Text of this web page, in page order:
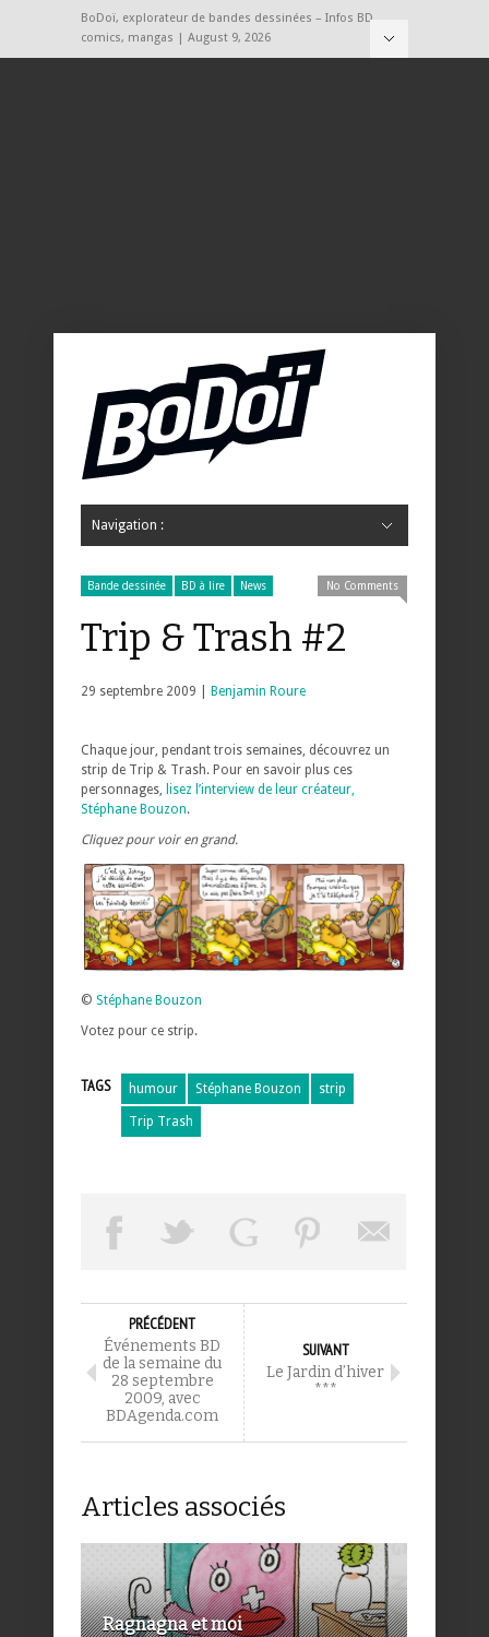
BoDoï, explorateur de bandes dessinées – Infos BD,
comics, mangas | August 9, 2026
Navigation :
Bande dessinée BD à lire News No Comments
Trip & Trash #2
29 septembre 2009 | Benjamin Roure
Chaque jour, pendant trois semaines, découvrez un
strip de Trip & Trash. Pour en savoir plus ces
personnages,
lisez l’interview de leur créateur,
Stéphane Bouzon.
Cliquez pour voir en grand.
© Stéphane Bouzon
Votez pour ce strip.
TAGS humour Stéphane Bouzon strip
Trip Trash
PRÉCÉDENT
Événements BD
de la semaine du
28 septembre
2009, avec
BDAgenda.com
SUIVANT
Le Jardin d’hiver
***
Articles associés
Ragnagna et moi